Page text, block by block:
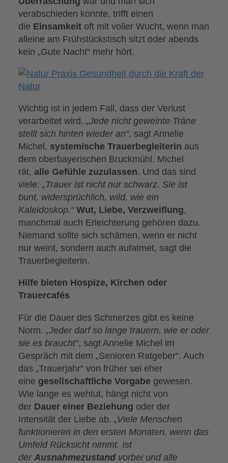
verabschieden konnte, trifft einen
die Einsamkeit oft mit voller Wucht, wenn man
alleine am Frühstückstisch sitzt oder abends
kein „Gute Nacht“ mehr hört.
Wichtig ist in jedem Fall, dass der Verlust
verarbeitet wird.„Jede nicht geweinte Träne
stellt sich hinten wieder an“, sagt Annelie
Michel, systemische Trauerbegleiterin aus
dem oberbayerischen Bruckmühl. Michel
rät,alle Gefühle zuzulassen. Und das sind
viele:„Trauer ist nicht nur schwarz. Sie ist
bunt, widersprüchlich, wild, wie ein
Kaleidoskop.“ Wut, Liebe, Verzweiflung,
manchmal auch Erleichterung gehören dazu.
Niemand sollte sich schämen, wenn er nicht
nur weint, sondern auch aufatmet, sagt die
Trauerbegleiterin.
Hilfe bieten Hospize, Kirchen oder
Trauercafés
Für die Dauer des Schmerzes gibt es keine
Norm.„Jeder darf so lange trauern, wie er oder
sie es braucht“, sagt Annelie Michel im
Gespräch mit dem „Senioren Ratgeber“. Auch
das „Trauerjahr“ von früher sei eher
eine gesellschaftliche Vorgabe gewesen.
Wie lange es wehtut, hängt nicht von
der Dauer einer Beziehung oder der
Intensität der Liebe ab.„Viele Menschen
funktionieren in den ersten Monaten, wenn das
Umfeld Rücksicht nimmt. Ist
derAusnahmezustand vorbei und alle